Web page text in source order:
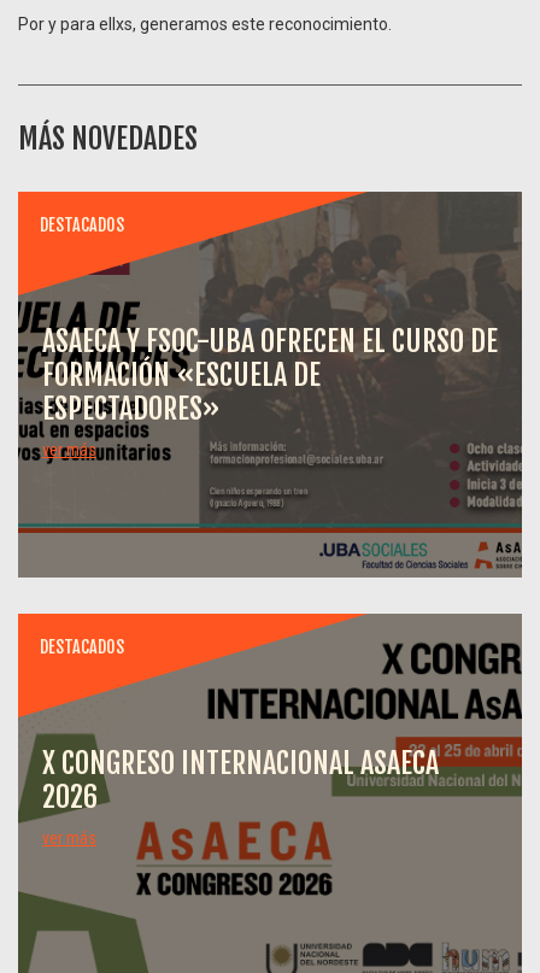
Por y para ellxs, generamos este reconocimiento.
MÁS NOVEDADES
DESTACADOS
ASAECA Y FSOC-UBA OFRECEN EL CURSO DE
FORMACIÓN «ESCUELA DE
ESPECTADORES»
ver más
DESTACADOS
X CONGRESO INTERNACIONAL ASAECA
2026
ver más